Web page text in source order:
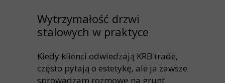
Wytrzymałość drzwi
stalowych w praktyce
Kiedy klienci odwiedzają KRB trade,
często pytają o estetykę, ale ja zawsze
sprowadzam rozmowę na grunt